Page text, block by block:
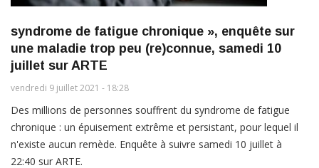
syndrome de fatigue chronique », enquête sur
une maladie trop peu (re)connue, samedi 10
juillet sur ARTE
vendredi 9 juillet 2021 - 18:28
Des millions de personnes souffrent du syndrome de fatigue
chronique : un épuisement extrême et persistant, pour lequel il
n'existe aucun remède. Enquête à suivre samedi 10 juillet à
22:40 sur ARTE.